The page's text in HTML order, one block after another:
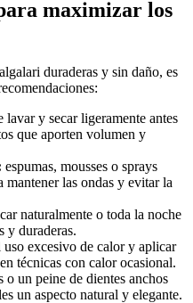
maximizar los
duraderas y sin daño, es
lavar y secar ligeramente antes
que aporten volumen y
espumas, mousses o sprays
las ondas y evitar la
naturalmente o toda la noche
y duraderas.
uso excesivo de calor y aplicar
técnicas con calor ocasional.
o un peine de dientes anchos
un aspecto natural y elegante.